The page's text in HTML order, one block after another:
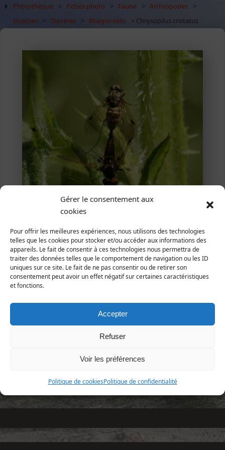
Gérer le consentement aux
cookies
Pour offrir les meilleures expériences, nous utilisons des technologies
telles que les cookies pour stocker et/ou accéder aux informations des
appareils. Le fait de consentir à ces technologies nous permettra de
traiter des données telles que le comportement de navigation ou les ID
uniques sur ce site. Le fait de ne pas consentir ou de retirer son
consentement peut avoir un effet négatif sur certaines caractéristiques
et fonctions.
Accepter
Refuser
Voir les préférences
Politique de cookiesPolitique de confidentialité
Photothèque > Fiches photo > Faune > Arthropodes
>
Insectes
> Diptères > Rhagionidés > Chrysopilus cristatus
Vaudrimesnil, 5 juin 2017 (photo Florent Boittin)
Chrysopilus cristatus(Fabricius,
1775)
Insecta | Diptera | Rhagionidae